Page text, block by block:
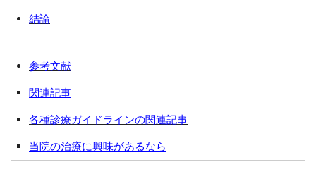
結論
参考文献
関連記事
各種診療ガイドラインの関連記事
当院の治療に興味があるなら